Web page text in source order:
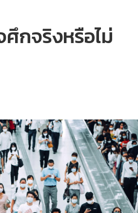
ศึกจริงหรือไม่